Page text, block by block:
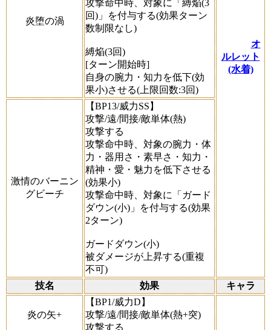
オ
ルレット
(水着)
炎堕の渦
攻撃命中時、対象に「縛焔(3
回)」を付与する(効果ターン
数制限なし)
縛焔(3回)
[ターン開始時]
自身の腕力・知力を低下(効
果小)させる(上限回数:3回)
激情のバーニン
グビーチ
【BP13/威力SS】
攻撃/遠/間接/敵単体(熱)
攻撃する
攻撃命中時、対象の腕力・体
力・器用さ・素早さ・知力・
精神・愛・魅力を低下させる
(効果小)
攻撃命中時、対象に「ガード
ダウン(小)」を付与する(効果
2ターン)
ガードダウン(小)
被ダメージが上昇する(重複
不可)
技名
効果 キャラ
炎の矢+
【BP1/威力D】
攻撃/遠/間接/敵単体(熱+突)
攻撃する